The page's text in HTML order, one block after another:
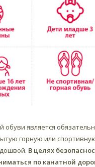
обуви является
горную или
В целях
по канатной